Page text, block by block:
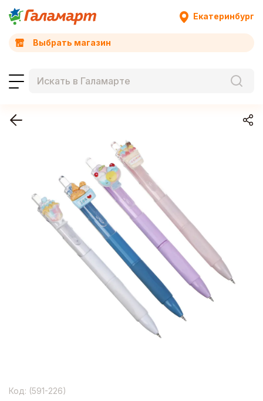
Екатеринбург
Выбрать магазин
Код: (591-226)